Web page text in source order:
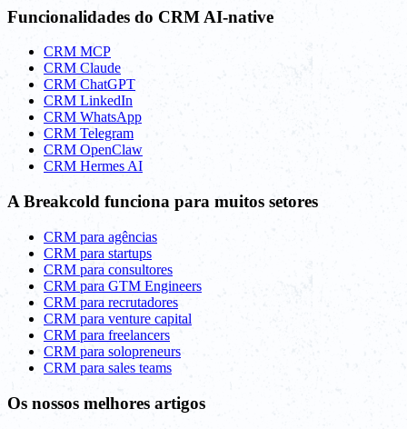
Funcionalidades do CRM AI-native
CRM MCP
CRM Claude
CRM ChatGPT
CRM LinkedIn
CRM WhatsApp
CRM Telegram
CRM OpenClaw
CRM Hermes AI
A Breakcold funciona para muitos setores
CRM para agências
CRM para startups
CRM para consultores
CRM para GTM Engineers
CRM para recrutadores
CRM para venture capital
CRM para freelancers
CRM para solopreneurs
CRM para sales teams
Os nossos melhores artigos